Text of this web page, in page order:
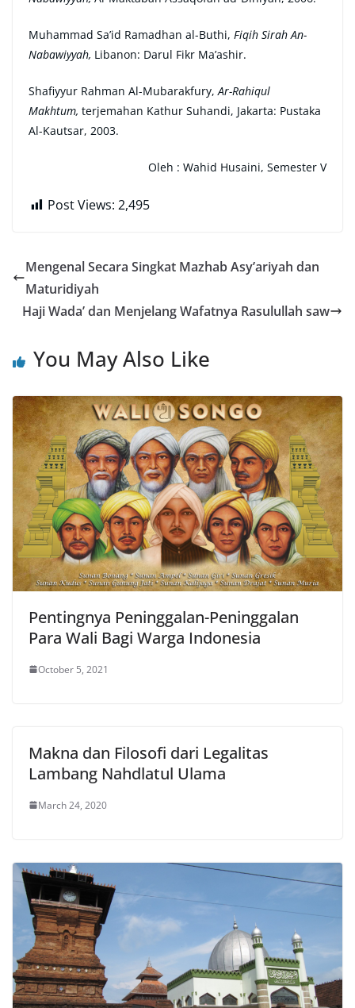
Muhammad Sa’id Ramadhan al-Buthi, Fiqih Sirah An-
Nabawiyyah, Libanon: Darul Fikr Ma’ashir.
Shafiyyur Rahman Al-Mubarakfury,Ar-Rahiqul
Makhtum, terjemahan Kathur Suhandi, Jakarta: Pustaka
Al-Kautsar, 2003.
Oleh : Wahid Husaini, Semester V
Post Views: 2,495
Mengenal Secara Singkat Mazhab Asy’ariyah dan
Maturidiyah
Haji Wada’ dan Menjelang Wafatnya Rasulullah saw
You May Also Like
Pentingnya Peninggalan-Peninggalan
Para Wali Bagi Warga Indonesia
October 5, 2021
Makna dan Filosofi dari Legalitas
Lambang Nahdlatul Ulama
March 24, 2020